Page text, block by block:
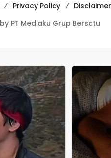
Privacy Policy Disclaimer
PT Mediaku Grup Bersatu